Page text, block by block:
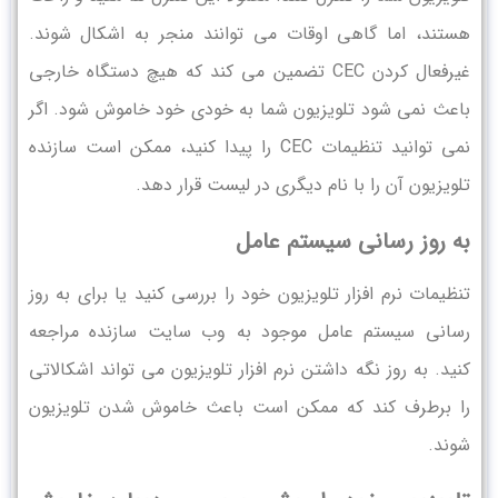
هستند، اما گاهی اوقات می ‌توانند منجر به اشکال شوند.
غیرفعال کردن CEC تضمین می کند که هیچ دستگاه خارجی
باعث نمی شود تلویزیون شما به خودی خود خاموش شود. اگر
نمی توانید تنظیمات CEC را پیدا کنید، ممکن است سازنده
تلویزیون آن را با نام دیگری در لیست قرار دهد.
به روز رسانی سیستم عامل
تنظیمات نرم افزار تلویزیون خود را بررسی کنید یا برای به روز
رسانی سیستم عامل موجود به وب سایت سازنده مراجعه
کنید. به روز نگه داشتن نرم افزار تلویزیون می تواند اشکالاتی
را برطرف کند که ممکن است باعث خاموش شدن تلویزیون
شوند.